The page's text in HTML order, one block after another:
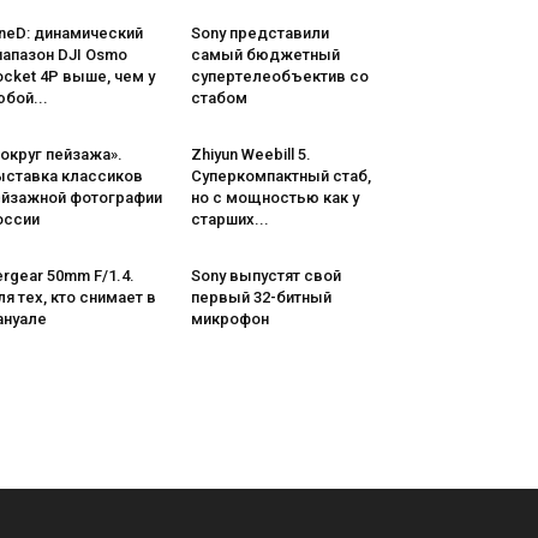
динамический
DJI Osmo
4P выше, чем у
Sony представили
самый бюджетный
супертелеобъектив со
стабом
пейзажа».
классиков
фотографии
Zhiyun Weebill 5.
Cуперкомпактный стаб,
но с мощностью как у
старших...
50mm F/1.4.
тех, кто снимает в
Sony выпустят свой
первый 32-битный
микрофон